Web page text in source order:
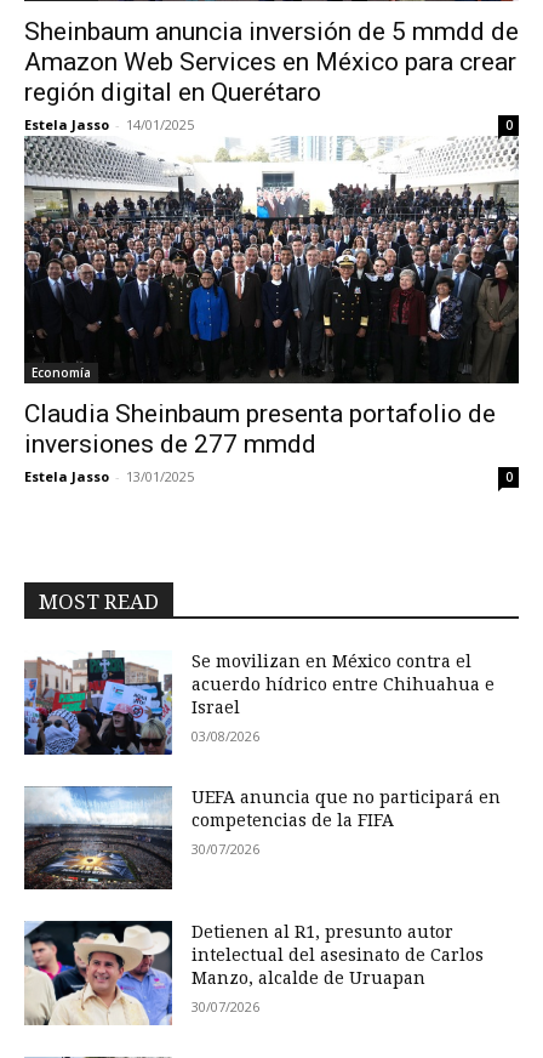
Sheinbaum anuncia inversión de 5 mmdd de
Amazon Web Services en México para crear
región digital en Querétaro
Estela Jasso - 14/01/2025 0
Economía
Claudia Sheinbaum presenta portafolio de
inversiones de 277 mmdd
Estela Jasso - 13/01/2025 0
MOST READ
Se movilizan en México contra el
acuerdo hídrico entre Chihuahua e
Israel
03/08/2026
UEFA anuncia que no participará en
competencias de la FIFA
30/07/2026
Detienen al R1, presunto autor
intelectual del asesinato de Carlos
Manzo, alcalde de Uruapan
30/07/2026